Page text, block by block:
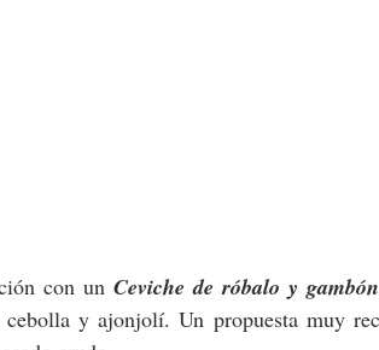
con un Ceviche de róbalo y gambón
cebolla y ajonjolí. Un propuesta muy